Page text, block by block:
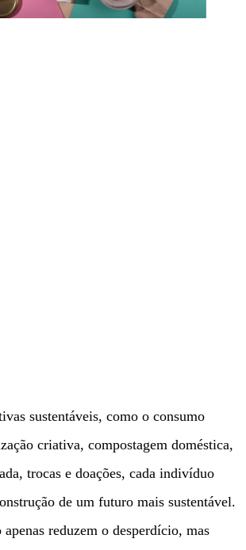
sustentáveis, como o consumo
criativa, compostagem doméstica,
trocas e doações, cada indivíduo
de um futuro mais sustentável.
apenas reduzem o desperdício, mas